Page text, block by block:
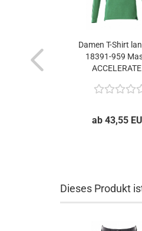
Damen T-Shirt
18391-959
ab 43,55
Dieses Produkt